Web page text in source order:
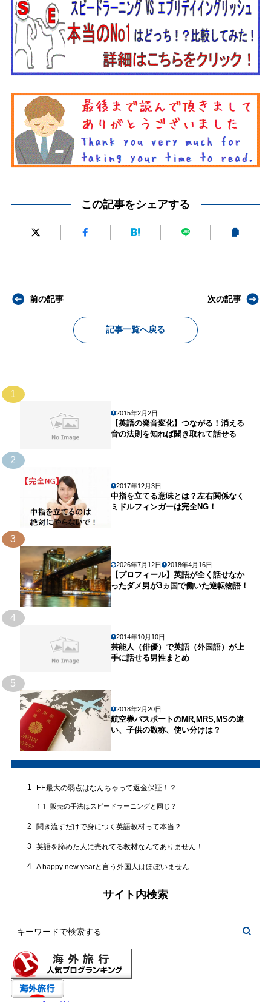
この記事をシェアする
前の記事
記事一覧へ戻る
次の記事
1
2015年2月2日
【英語の発音変化】つながる！消える
音の法則を知れば聞き取れて話せる
2
2017年12月3日
中指を立てる意味とは？左右関係なく
ミドルフィンガーは完全NG！
3
2026年7月12日 2018年4月16日
【プロフィール】英語が全く話せなか
ったダメ男が3ヵ国で働いた逆転物語！
4
2014年10月10日
芸能人（俳優）で英語（外国語）が上
手に話せる男性まとめ
5
2018年2月20日
航空券パスポートのMR,MRS,MSの違
い、子供の敬称、使い分けは？
1 EE最大の弱点はなんちゃって返金保証！？
1.1 販売の手法はスピードラーニングと同じ？
2 聞き流すだけで身につく英語教材って本当？
3 英語を諦めた人に売れてる教材なんてありません！
4 A happy new yearと言う外国人はほぼいません
サイト内検索